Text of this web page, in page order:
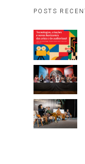
POSTS